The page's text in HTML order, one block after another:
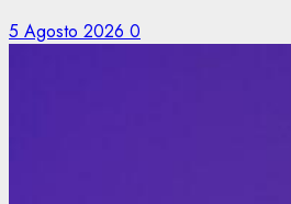
5 Agosto 2026 0